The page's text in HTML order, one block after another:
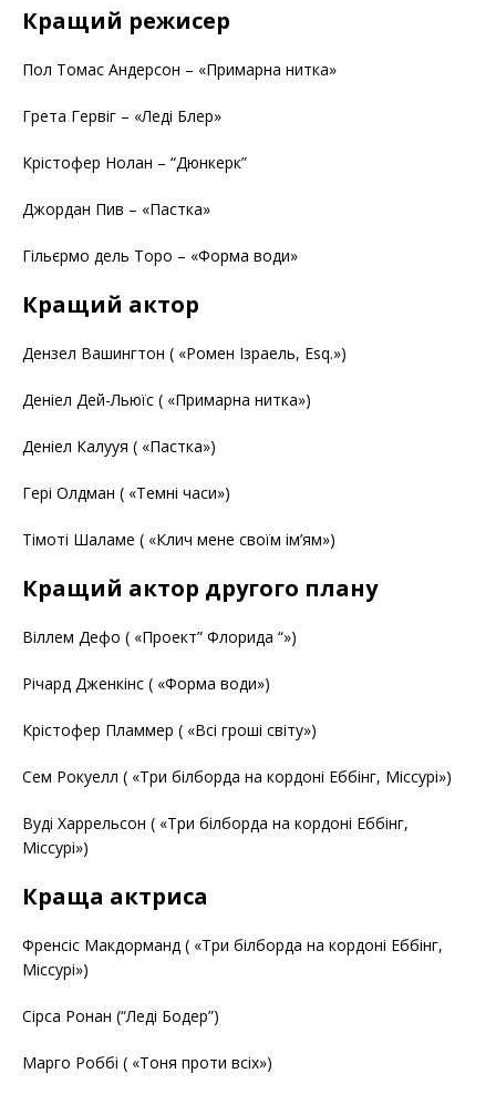
Кращий режисер
Пол Томас Андерсон – «Примарна нитка»
Грета Гервіг – «Леді Блер»
Крістофер Нолан – “Дюнкерк”
Джордан Пив – «Пастка»
Гільєрмо дель Торо – «Форма води»
Кращий актор
Дензел Вашингтон ( «Ромен Ізраель, Esq.»)
Деніел Дей-Льюїс ( «Примарна нитка»)
Деніел Калууя ( «Пастка»)
Гері Олдман ( «Темні часи»)
Тімоті Шаламе ( «Клич мене своїм ім’ям»)
Кращий актор другого плану
Віллем Дефо ( «Проект” Флорида “»)
Річард Дженкінс ( «Форма води»)
Крістофер Пламмер ( «Всі гроші світу»)
Сем Рокуелл ( «Три білборда на кордоні Еббінг, Міссурі»)
Вуді Харрельсон ( «Три білборда на кордоні Еббінг,
Міссурі»)
Краща актриса
Френсіс Макдорманд ( «Три білборда на кордоні Еббінг,
Міссурі»)
Сірса Ронан (“Леді Бодер”)
Марго Роббі ( «Тоня проти всіх»)